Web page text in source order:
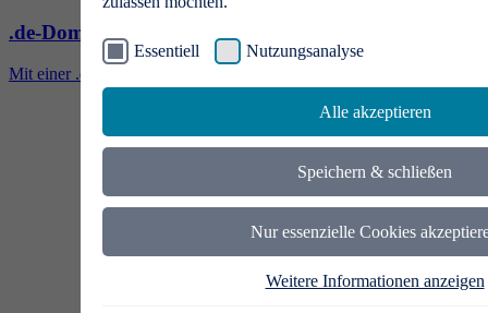
Essentiell Nutzungsanalyse
Alle akzeptieren
Speichern & schließen
Nur essenzielle Cookies
Weitere Informationen anzeigen
.de-Domains
Mit einer .de-Domain erhalten Ideen eine Bühne